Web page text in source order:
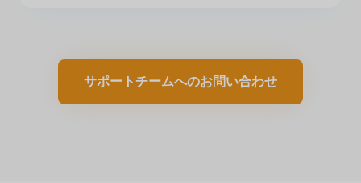
サポートチームへのお問い合わせ